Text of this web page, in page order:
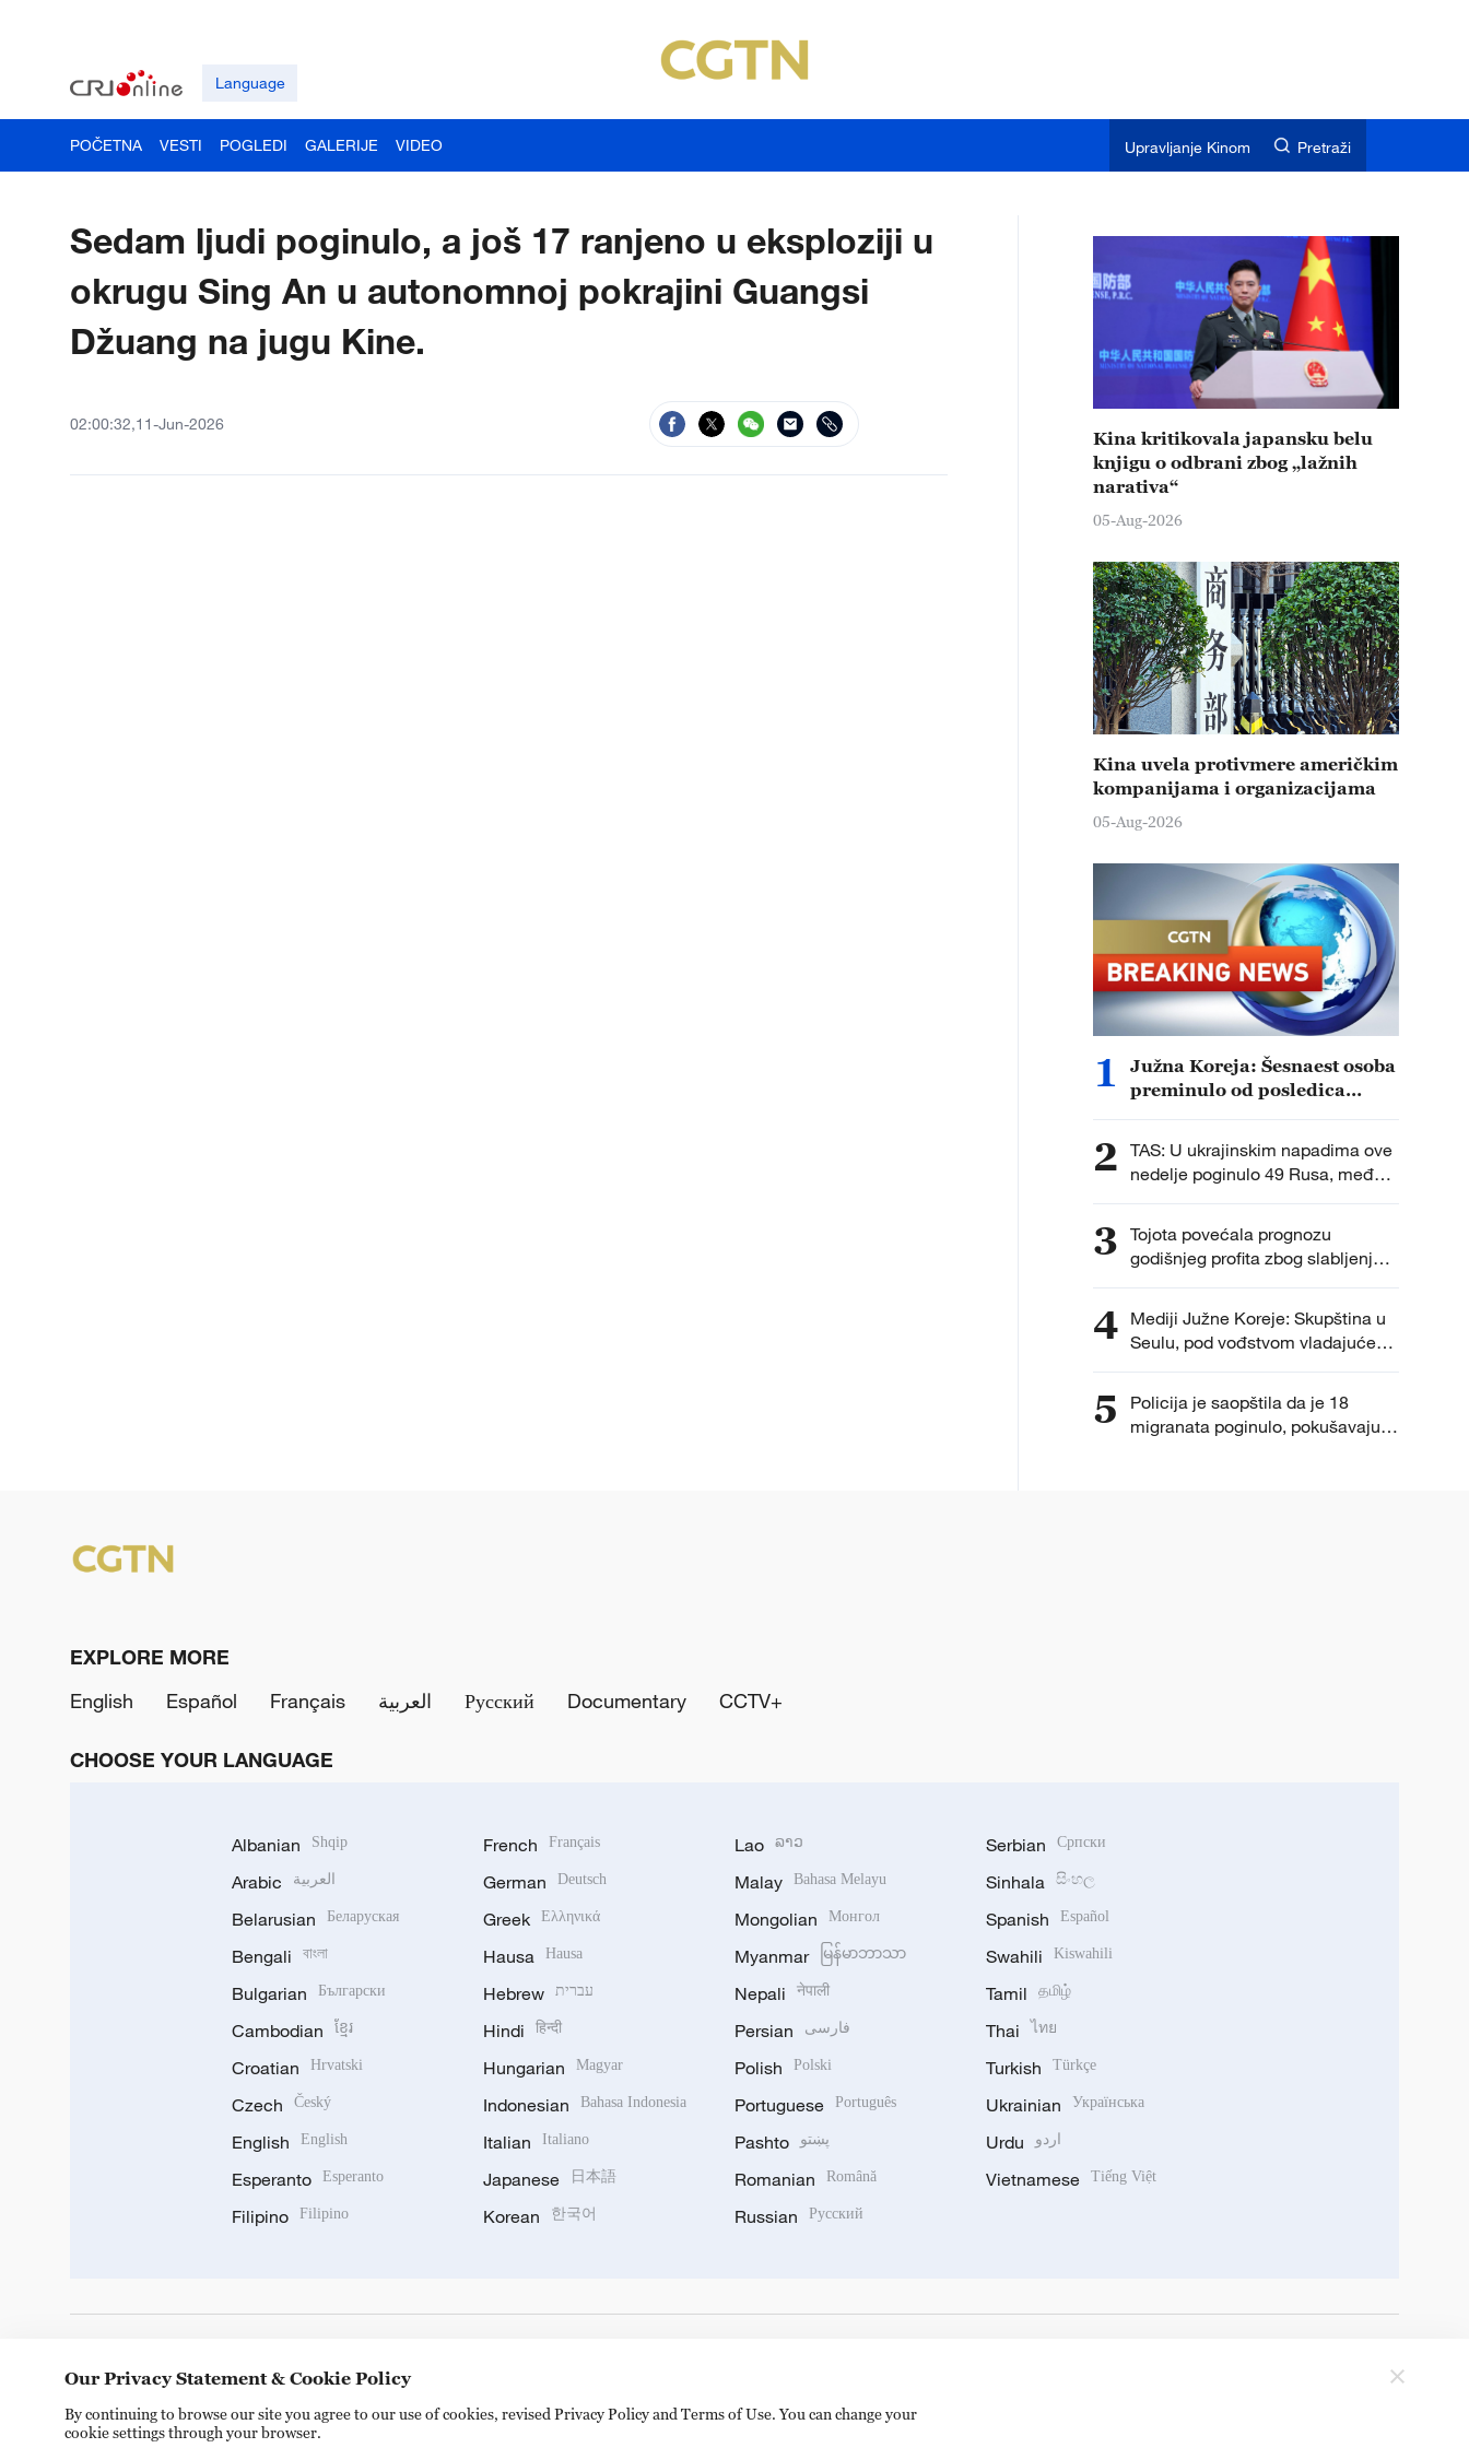
Language
POČETNA VESTI POGLEDI GALERIJE VIDEO Upravljanje Kinom Pretraži
Sedam ljudi poginulo, a još 17 ranjeno u eksploziji u
okrugu Sing An u autonomnoj pokrajini Guangsi
Džuang na jugu Kine.
02:00:32,11-Jun-2026
Kina kritikovala japansku belu
knjigu o odbrani zbog „lažnih
narativa“
05-Aug-2026
Kina uvela protivmere američkim
kompanijama i organizacijama
05-Aug-2026
1
Južna Koreja: Šesnaest osoba
preminulo od posledica
2 TAS: U ukrajinskim napadima ove
nedelje poginulo 49 Rusa, među
njima četvoro dece.
3 Tojota povećala prognozu
godišnjeg profita zbog slabljenja
jena.
4 Mediji Južne Koreje: Skupština u
Seulu, pod vođstvom vladajuće
partije, razmatra Predlog zakona o
prokurora za sprovođenje
dodatnih istraga.
5
Policija je saopštila da je 18
migranata poginulo, pokušavajući
EXPLORE MORE
English
Español Français العربية Русский Documentary CCTV+
CHOOSE YOUR LANGUAGE
Albanian Shqip
Arabic العربية
Belarusian Беларуская
Bengali বাংলা
Bulgarian Български
Cambodian ខ្មែរ
Croatian Hrvatski
Czech Český
English English
Esperanto Esperanto
Filipino Filipino
French Français
German Deutsch
Greek Ελληνικά
Hausa Hausa
Hebrew עברית
Hindi हिन्दी
Hungarian Magyar
Indonesian Bahasa Indonesia
Italian Italiano
Japanese 日本語
Korean 한국어
Lao ລາວ
Malay Bahasa Melayu
Mongolian Монгол
Myanmar မြန်မာဘာသာ
Nepali नेपाली
Persian فارسی
Polish Polski
Portuguese Português
Pashto پښتو
Romanian Română
Russian Русский
Serbian Српски
Sinhala සිංහල
Spanish Español
Swahili Kiswahili
Tamil தமிழ்
Thai ไทย
Turkish Türkçe
Ukrainian Українська
Urdu اردو
Vietnamese Tiếng Việt
Our Privacy Statement & Cookie Policy
By continuing to browse our site you agree to our use of cookies, revised Privacy Policy and Terms of Use. You can change your
cookie settings through your browser.